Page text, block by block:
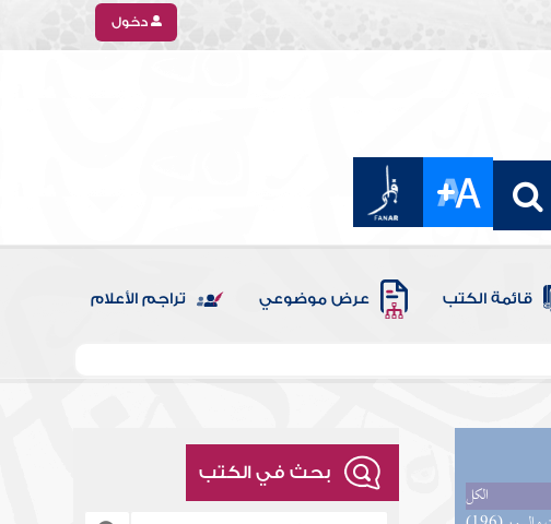
دخول
قائمة الكتب عرض موضوعي تراجم الأعلام
الكل
بحث في الكتب